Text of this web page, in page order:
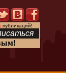
публикаций!